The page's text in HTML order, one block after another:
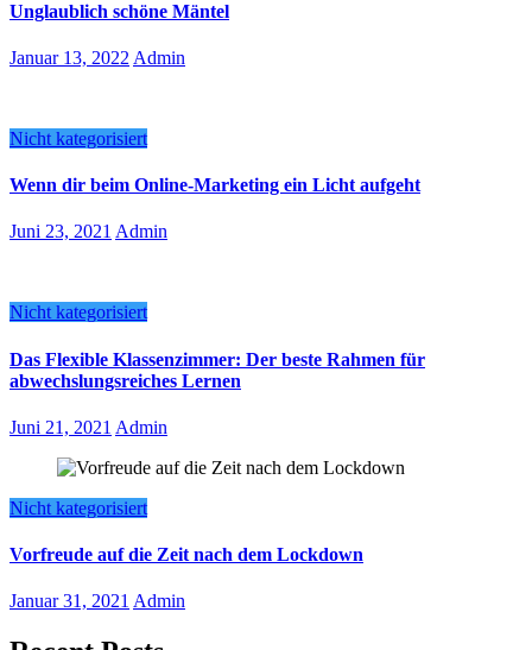
Unglaublich schöne Mäntel
Januar 13, 2022 Admin
Nicht kategorisiert
Wenn dir beim Online-Marketing ein Licht aufgeht
Juni 23, 2021 Admin
Nicht kategorisiert
Das Flexible Klassenzimmer: Der beste Rahmen für
abwechslungsreiches Lernen
Juni 21, 2021 Admin
Nicht kategorisiert
Vorfreude auf die Zeit nach dem Lockdown
Januar 31, 2021 Admin